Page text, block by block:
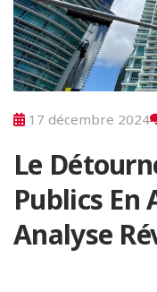
17 décembre 2024
Le
Publics En
Analyse